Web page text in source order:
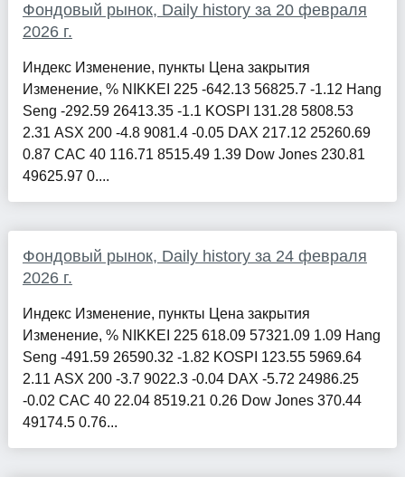
Фондовый рынок, Daily history за 20 февраля
2026 г.
Индекс Изменение, пункты Цена закрытия
Изменение, % NIKKEI 225 -642.13 56825.7 -1.12 Hang
Seng -292.59 26413.35 -1.1 KOSPI 131.28 5808.53
2.31 ASX 200 -4.8 9081.4 -0.05 DAX 217.12 25260.69
0.87 CAC 40 116.71 8515.49 1.39 Dow Jones 230.81
49625.97 0....
Фондовый рынок, Daily history за 24 февраля
2026 г.
Индекс Изменение, пункты Цена закрытия
Изменение, % NIKKEI 225 618.09 57321.09 1.09 Hang
Seng -491.59 26590.32 -1.82 KOSPI 123.55 5969.64
2.11 ASX 200 -3.7 9022.3 -0.04 DAX -5.72 24986.25
-0.02 CAC 40 22.04 8519.21 0.26 Dow Jones 370.44
49174.5 0.76...